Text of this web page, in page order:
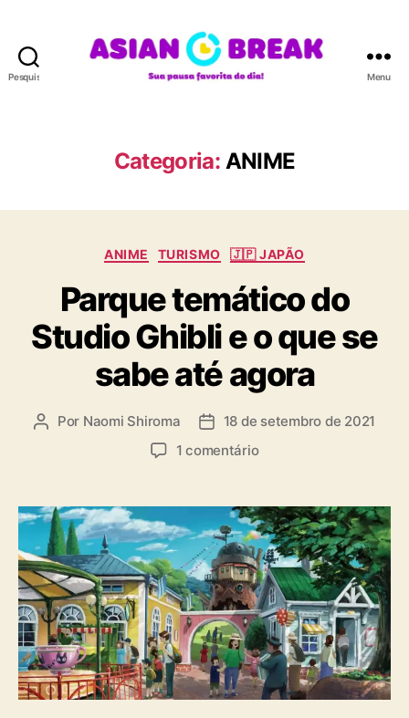
Pesquisar
A
N
R
A
Menu
Categoria: ANIME
C
t
e
g
o
r
i
a
s
ANIME TURISMO 🇯🇵 JAPÃO
Parque temático do
Studio Ghibli e o que se
sabe até agora
A
r
d
o
p
o
s
t
Por Naomi Shiroma
D
d
p
u
b
l
i
c
a
ç
ã
18 de setembro de 2021
1 comentárioe
a
r
q
u
e
t
e
m
á
t